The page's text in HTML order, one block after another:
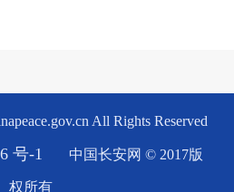
All Rights Reserved
号-1 中国长安网 © 2017版
权所有